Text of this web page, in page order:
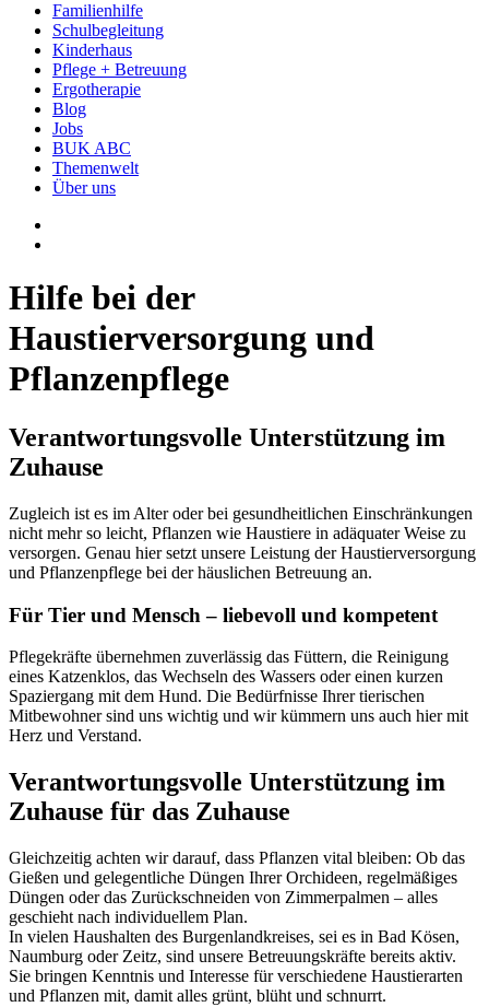
Familienhilfe
Schulbegleitung
Kinderhaus
Pflege + Betreuung
Ergotherapie
Blog
Jobs
BUK ABC
Themenwelt
Über uns
Hilfe bei der
Haustierversorgung und
Pflanzenpflege
Verantwortungsvolle Unterstützung im
Zuhause
Zugleich ist es im Alter oder bei gesundheitlichen Einschränkungen
nicht mehr so leicht, Pflanzen wie Haustiere in adäquater Weise zu
versorgen. Genau hier setzt unsere Leistung der Haustierversorgung
und Pflanzenpflege bei der häuslichen Betreuung an.
Für Tier und Mensch – liebevoll und kompetent
Pflegekräfte übernehmen zuverlässig das Füttern, die Reinigung
eines Katzenklos, das Wechseln des Wassers oder einen kurzen
Spaziergang mit dem Hund. Die Bedürfnisse Ihrer tierischen
Mitbewohner sind uns wichtig und wir kümmern uns auch hier mit
Herz und Verstand.
Verantwortungsvolle Unterstützung im
Zuhause für das Zuhause
Gleichzeitig achten wir darauf, dass Pflanzen vital bleiben: Ob das
Gießen und gelegentliche Düngen Ihrer Orchideen, regelmäßiges
Düngen oder das Zurückschneiden von Zimmerpalmen – alles
geschieht nach individuellem Plan.
In vielen Haushalten des Burgenlandkreises, sei es in Bad Kösen,
Naumburg oder Zeitz, sind unsere Betreuungskräfte bereits aktiv.
Sie bringen Kenntnis und Interesse für verschiedene Haustierarten
und Pflanzen mit, damit alles grünt, blüht und schnurrt.